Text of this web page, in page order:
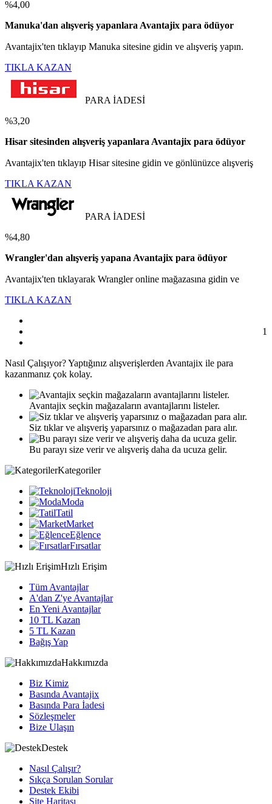
%4,00
Manuka'dan alışveriş yapanlara Avantajix para ödüyor
Avantajix'ten tıklayıp Manuka sitesine gidin ve alışveriş yapın.
TIKLA KAZAN
PARA İADESİ
%3,20
Hisar sitesinden alışveriş yapanlara Avantajix para ödüyor
Avantajix'ten tıklayıp Hisar sitesine gidin ve gönlünüzce alışveriş
TIKLA KAZAN
PARA İADESİ
%4,80
Wrangler'dan alışveriş yapana Avantajix para ödüyor
Avantajix'ten tıklayarak Wrangler online mağazasına gidin ve
TIKLA KAZAN
1
Nasıl Çalışıyor?Yaptığınız alışverişlerden Avantajix ile para
kazanmanız çok kolay.
Avantajix seçkin mağazaların avantajlarını listeler.
Siz tıklar ve alışveriş yaparsınız o mağazadan para alır.
Bu parayı size verir ve alışveriş daha da ucuza gelir.
Kategoriler
Teknoloji
Moda
Tatil
Market
Eğlence
Fırsatlar
Hızlı Erişim
Tüm Avantajlar
A'dan Z'ye Avantajlar
En Yeni Avantajlar
10 TL Kazan
5 TL Kazan
Bağış Yap
Hakkımızda
Biz Kimiz
Basında Avantajix
Basında Para İadesi
Sözleşmeler
Bize Ulaşın
Destek
Nasıl Çalışır?
Sıkça Sorulan Sorular
Destek Ekibi
Site Haritası